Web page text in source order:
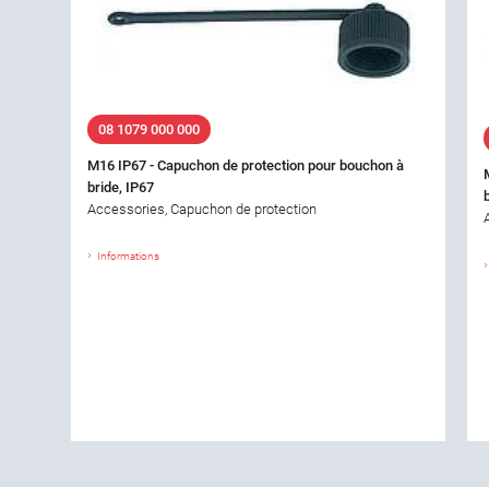
08 1079 000 000
M16 IP67 - Capuchon de protection pour bouchon à
bride, IP67
Accessories, Capuchon de protection
Informations